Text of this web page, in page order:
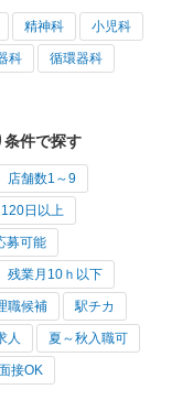
精神科 小児科
科 循環器科
条件で探す
店舗数1～9
日以上
募可能
残業月10ｈ以下
職候補 駅チカ
人 夏～秋入職可
接OK